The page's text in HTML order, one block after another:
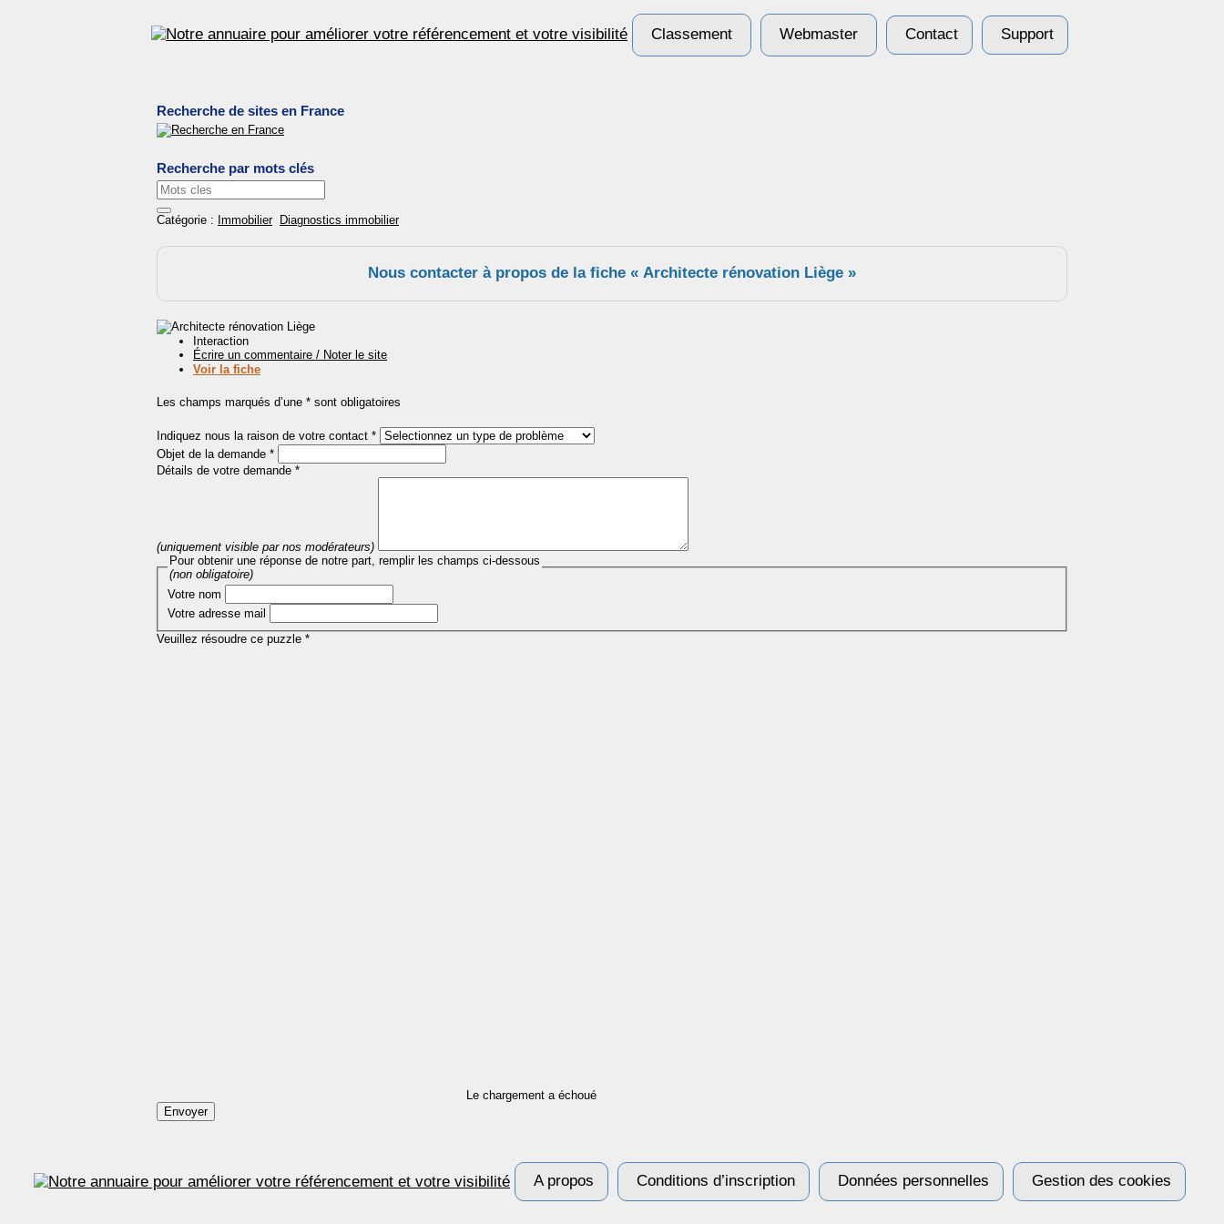
Classement Webmaster Contact Support
Recherche de sites en France
Recherche par mots clés
Catégorie : Immobilier Diagnostics immobilier
Nous contacter à propos de la fiche « Architecte rénovation Liège »
Interaction
Écrire un commentaire / Noter le site
Voir la fiche
Les champs marqués d’une * sont obligatoires
Indiquez nous la raison de votre contact *
Objet de la demande *
Détails de votre demande *
(uniquement visible par nos modérateurs)
Pour obtenir une réponse de notre part, remplir les champs ci-dessous
(non obligatoire)
Votre nom
Votre adresse mail
Veuillez résoudre ce puzzle *
Le chargement a échoué
A propos Conditions d’inscription Données personnelles Gestion des cookies